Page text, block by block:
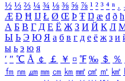
½ ⅓ ⅔ ¼ ¾ ⅛ ⅜ ⅝ ⅞ ¹ ² ³ ⁴ ⁿ ₁
Æ Ð Ħ Ĳ Ł Ø Œ Þ Ŧ Ŋ æ đ ð ħ
А Б В Г Д Е Ё Ж З И Й К Л
Ы Ь Э Ю Я а б в г д е ё ж з и
ы ь э ю я
′ ″ ℃ Å ￠ ￡ ￥ ¤ ℉ ‰ ＄ ％
㎙ ㎚ ㎛ ㎜ ㎝ ㎞ ㎟ ㎠ ㎡ ㎢